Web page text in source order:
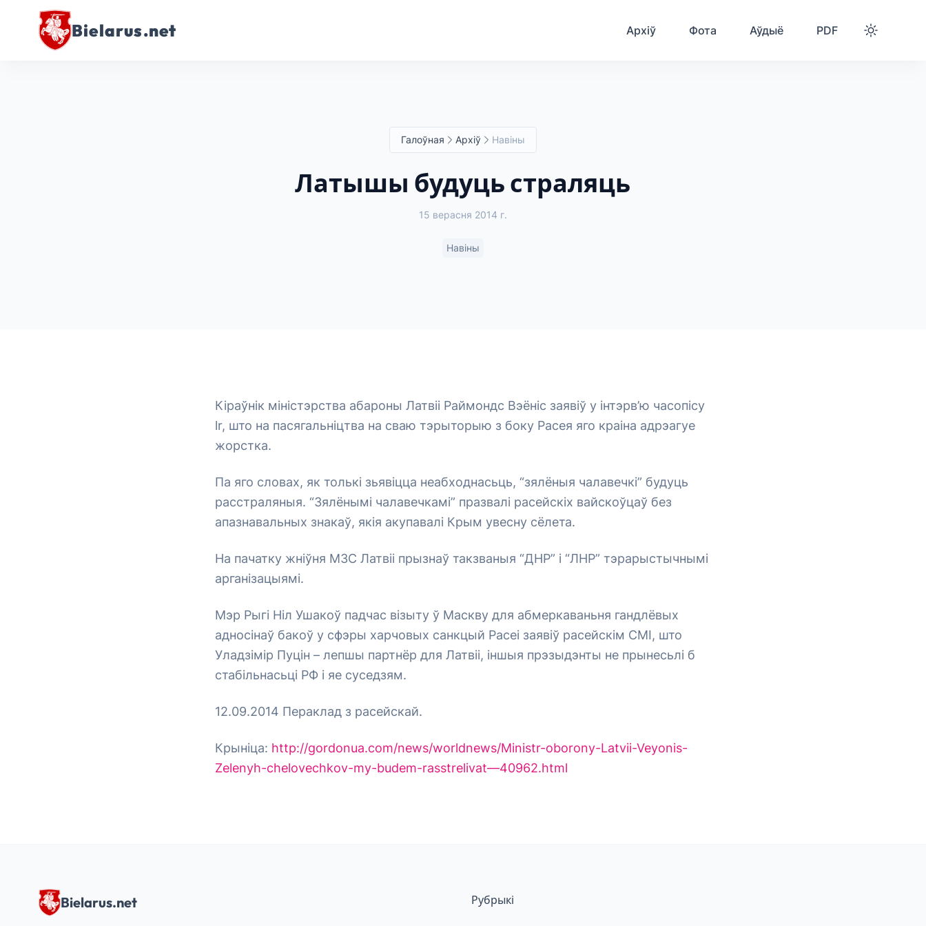
Bielarus.net Архіў Фота Аўдыё PDF
Галоўная Архіў Навіны
Латышы будуць страляць
15 верасня 2014 г.
Навіны
Кіраўнік міністэрства абароны Латвіі Раймондс Вэёніс заявіў у інтэрв’ю часопісу
lr, што на пасягальніцтва на сваю тэрыторыю з боку Расея яго краіна адрэагуе
жорстка.
Па яго словах, як толькі зьявіцца неабходнасьць, “зялёныя чалавечкі” будуць
расстраляныя. “Зялёнымі чалавечкамі” празвалі расейскіх вайскоўцаў без
апазнавальных знакаў, якія акупавалі Крым увесну сёлета.
На пачатку жніўня МЗС Латвіі прызнаў такзваныя “ДНР” і “ЛНР” тэрарыстычнымі
арганізацыямі.
Мэр Рыгі Ніл Ушакоў падчас візыту ў Маскву для абмеркаваньня гандлёвых
адносінаў бакоў у сфэры харчовых санкцый Расеі заявіў расейскім СМІ, што
Уладзімір Пуцін – лепшы партнёр для Латвіі, іншыя прэзыдэнты не прынесьлі б
стабільнасьці РФ і яе суседзям.
12.09.2014 Пераклад з расейскай.
Крыніца: http://gordonua.com/news/worldnews/Ministr-oborony-Latvii-Veyonis-
Zelenyh-chelovechkov-my-budem-rasstrelivat—40962.html
Bielarus.net Рубрыкі